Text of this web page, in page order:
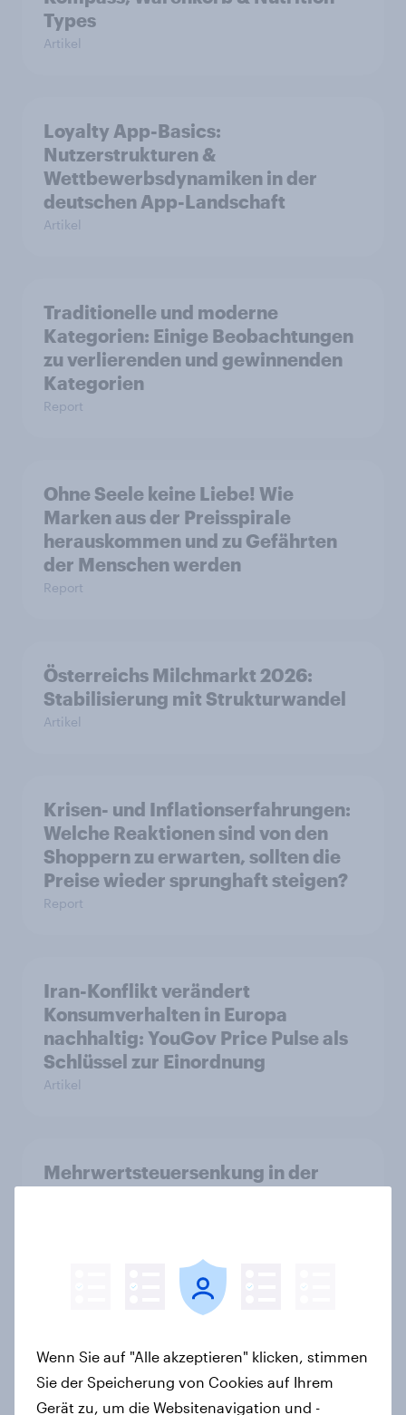
Types
Artikel
Loyalty App-Basics:
Nutzerstrukturen &
Wettbewerbsdynamiken in der
deutschen App-Landschaft
Artikel
Traditionelle und moderne
Kategorien: Einige Beobachtungen
zu verlierenden und gewinnenden
Kategorien
Report
Ohne Seele keine Liebe! Wie
Marken aus der Preisspirale
herauskommen und zu Gefährten
der Menschen werden
Report
Österreichs Milchmarkt 2026:
Stabilisierung mit Strukturwandel
Artikel
Krisen- und Inflationserfahrungen:
Welche Reaktionen sind von den
Shoppern zu erwarten, sollten die
Preise wieder sprunghaft steigen?
Report
Iran-Konflikt verändert
Konsumverhalten in Europa
nachhaltig: YouGov Price Pulse als
Schlüssel zur Einordnung
Artikel
Mehrwertsteuersenkung in der
Verhaltensänderungen bleiben
hoch
[On-Demand CH Webinar] Implicit
Wenn Sie auf "Alle akzeptieren" klicken, stimmen
Sie der Speicherung von Cookies auf Ihrem
Gerät zu, um die Websitenavigation und -